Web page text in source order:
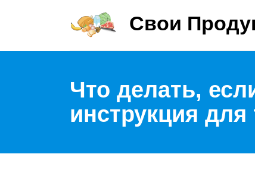
Свои
Что делать,
инструкция для